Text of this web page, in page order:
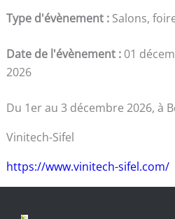
Type d'évènement : Salons,
Date de l'évènement : 01
2026
Du 1er au 3 décembre 2026, à
Vinitech-Sifel
https://www.vinitech-sifel.com/